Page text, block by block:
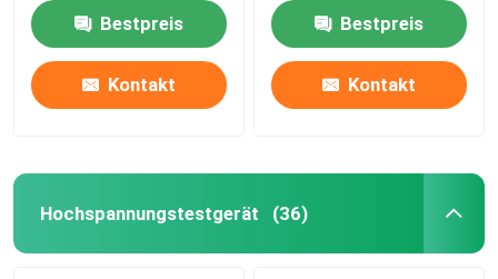
Bestpreis
Kontakt
Bestpreis
Kontakt
Hochspannungstestgerät (36)